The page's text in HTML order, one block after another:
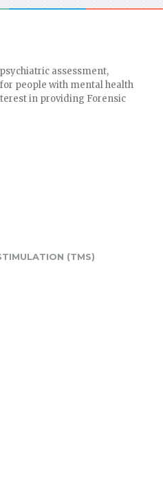
assessment,
people with mental health
in providing Forensic
(TMS)